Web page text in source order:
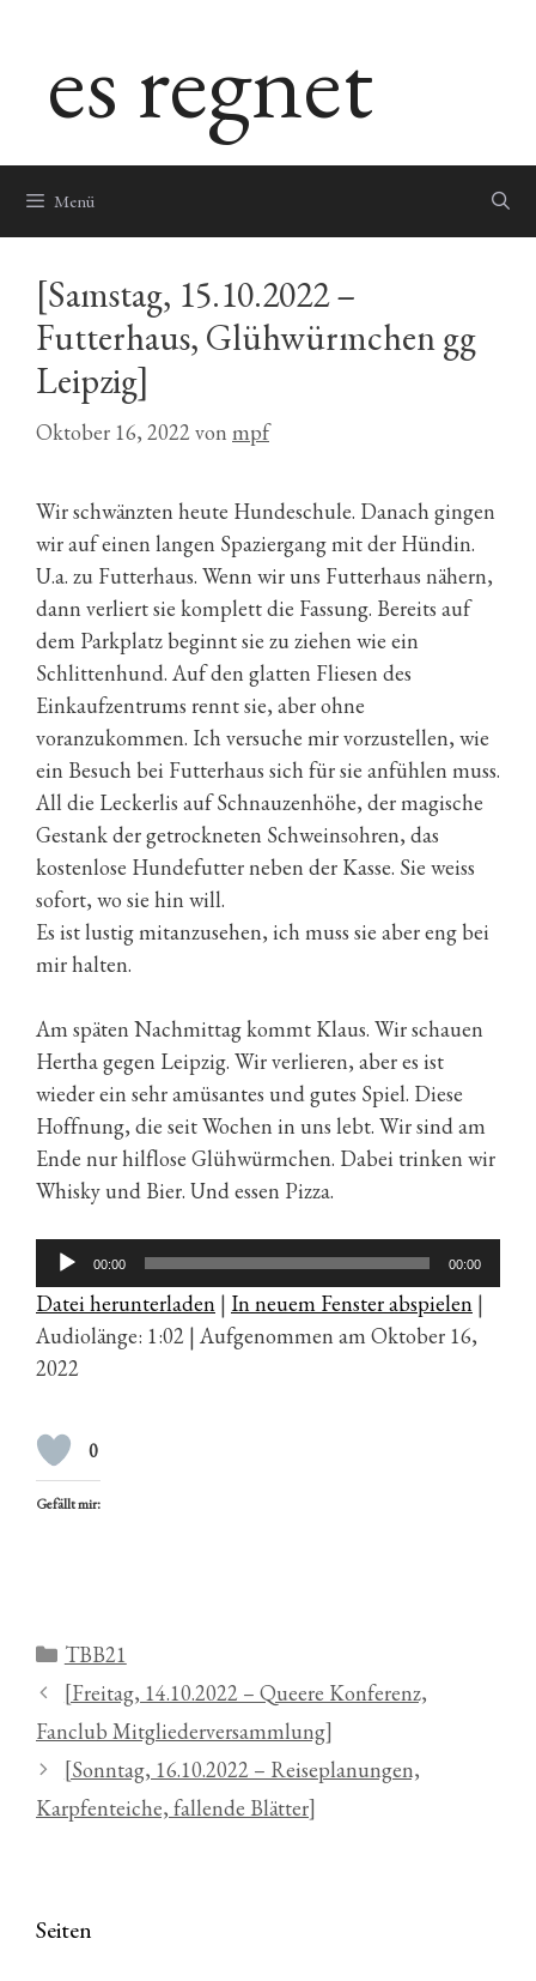
springenes regnet
Menü
[Samstag, 15.10.2022 –
Futterhaus, Glühwürmchen gg
Leipzig]
Oktober 16, 2022 von mpf
Wir schwänzten heute Hundeschule. Danach gingen
wir auf einen langen Spaziergang mit der Hündin.
U.a. zu Futterhaus. Wenn wir uns Futterhaus nähern,
dann verliert sie komplett die Fassung. Bereits auf
dem Parkplatz beginnt sie zu ziehen wie ein
Schlittenhund. Auf den glatten Fliesen des
Einkaufzentrums rennt sie, aber ohne
voranzukommen. Ich versuche mir vorzustellen, wie
ein Besuch bei Futterhaus sich für sie anfühlen muss.
All die Leckerlis auf Schnauzenhöhe, der magische
Gestank der getrockneten Schweinsohren, das
kostenlose Hundefutter neben der Kasse. Sie weiss
sofort, wo sie hin will.
Es ist lustig mitanzusehen, ich muss sie aber eng bei
mir halten.
Am späten Nachmittag kommt Klaus. Wir schauen
Hertha gegen Leipzig. Wir verlieren, aber es ist
wieder ein sehr amüsantes und gutes Spiel. Diese
Hoffnung, die seit Wochen in uns lebt. Wir sind am
Ende nur hilflose Glühwürmchen. Dabei trinken wir
Whisky und Bier. Und essen Pizza.
Audio-
Player
00:00 00:00
Datei herunterladen | In neuem Fenster abspielen |
Audiolänge: 1:02 | Aufgenommen am Oktober 16,
2022
0
Gefällt mir:
Kategorien
TBB21
[Freitag, 14.10.2022 – Queere Konferenz,
Fanclub Mitgliederversammlung]
[Sonntag, 16.10.2022 – Reiseplanungen,
Karpfenteiche, fallende Blätter]
Seiten